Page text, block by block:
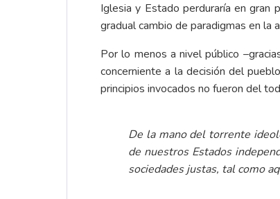
Iglesia y Estado perduraría en
gradual cambio de paradigmas en la
Por lo menos a nivel público
concerniente a la decisión del
principios invocados no fueron del
De la mano del torrente
de nuestros Estados
sociedades justas, tal como